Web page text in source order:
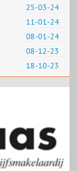
25-03-24
11-01-24
08-01-24
08-12-23
18-10-23